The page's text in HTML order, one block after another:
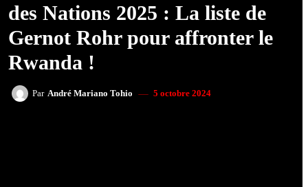
des Nations 2025 : La liste de
Gernot Rohr pour affronter le
Rwanda !
Par André Mariano Tohio 5 octobre 2024